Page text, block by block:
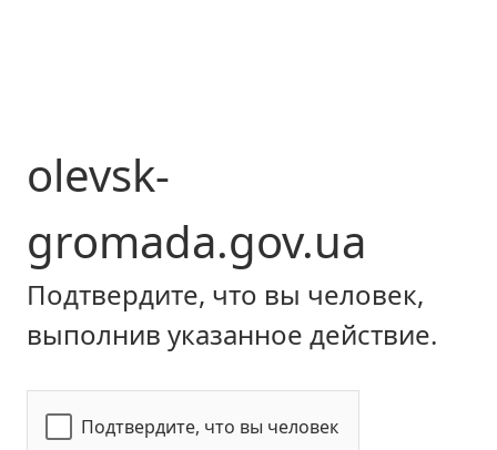
olevsk-
gromada.gov.ua
Подтвердите, что вы человек,
выполнив указанное действие.
Подтвердите, что вы человек